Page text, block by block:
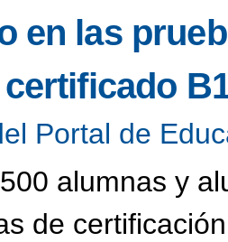
en las
Portal de
alumnas y
de